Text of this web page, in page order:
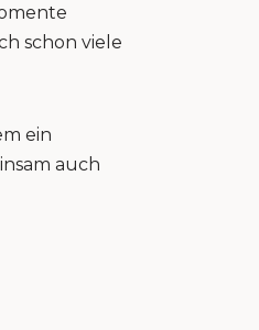
schon viele
ein
auch